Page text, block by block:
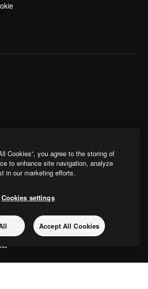
Cookies”, you agree to the storing of
to enhance site navigation, analyze
in our marketing efforts.
Cookies settings
Accept All Cookies